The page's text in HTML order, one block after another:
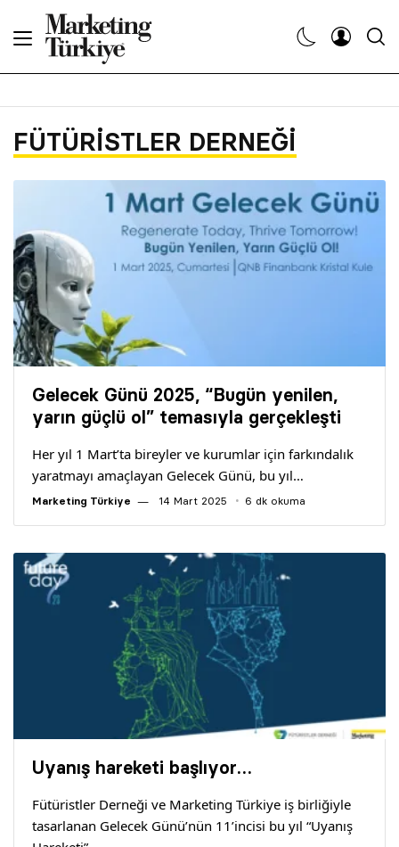
FÜTÜRISTLER DERNEĞI
Gelecek Günü 2025, “Bugün yenilen,
yarın güçlü ol” temasıyla gerçekleşti
Her yıl 1 Mart’ta bireyler ve kurumlar için farkındalık
yaratmayı amaçlayan Gelecek Günü, bu yıl…
Marketing Türkiye 14 Mart 2025 6 dk okuma
Uyanış hareketi başlıyor…
Fütüristler Derneği ve Marketing Türkiye iş birliğiyle
tasarlanan Gelecek Günü’nün 11’incisi bu yıl “Uyanış
Haberler
Etkinlikler
Söyleşiler
Kariyer
Yazarlar
Araştırma